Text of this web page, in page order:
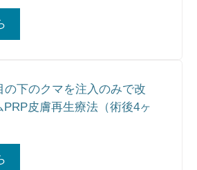
の下のクマを注入のみで改
皮膚再生療法（術後4ヶ